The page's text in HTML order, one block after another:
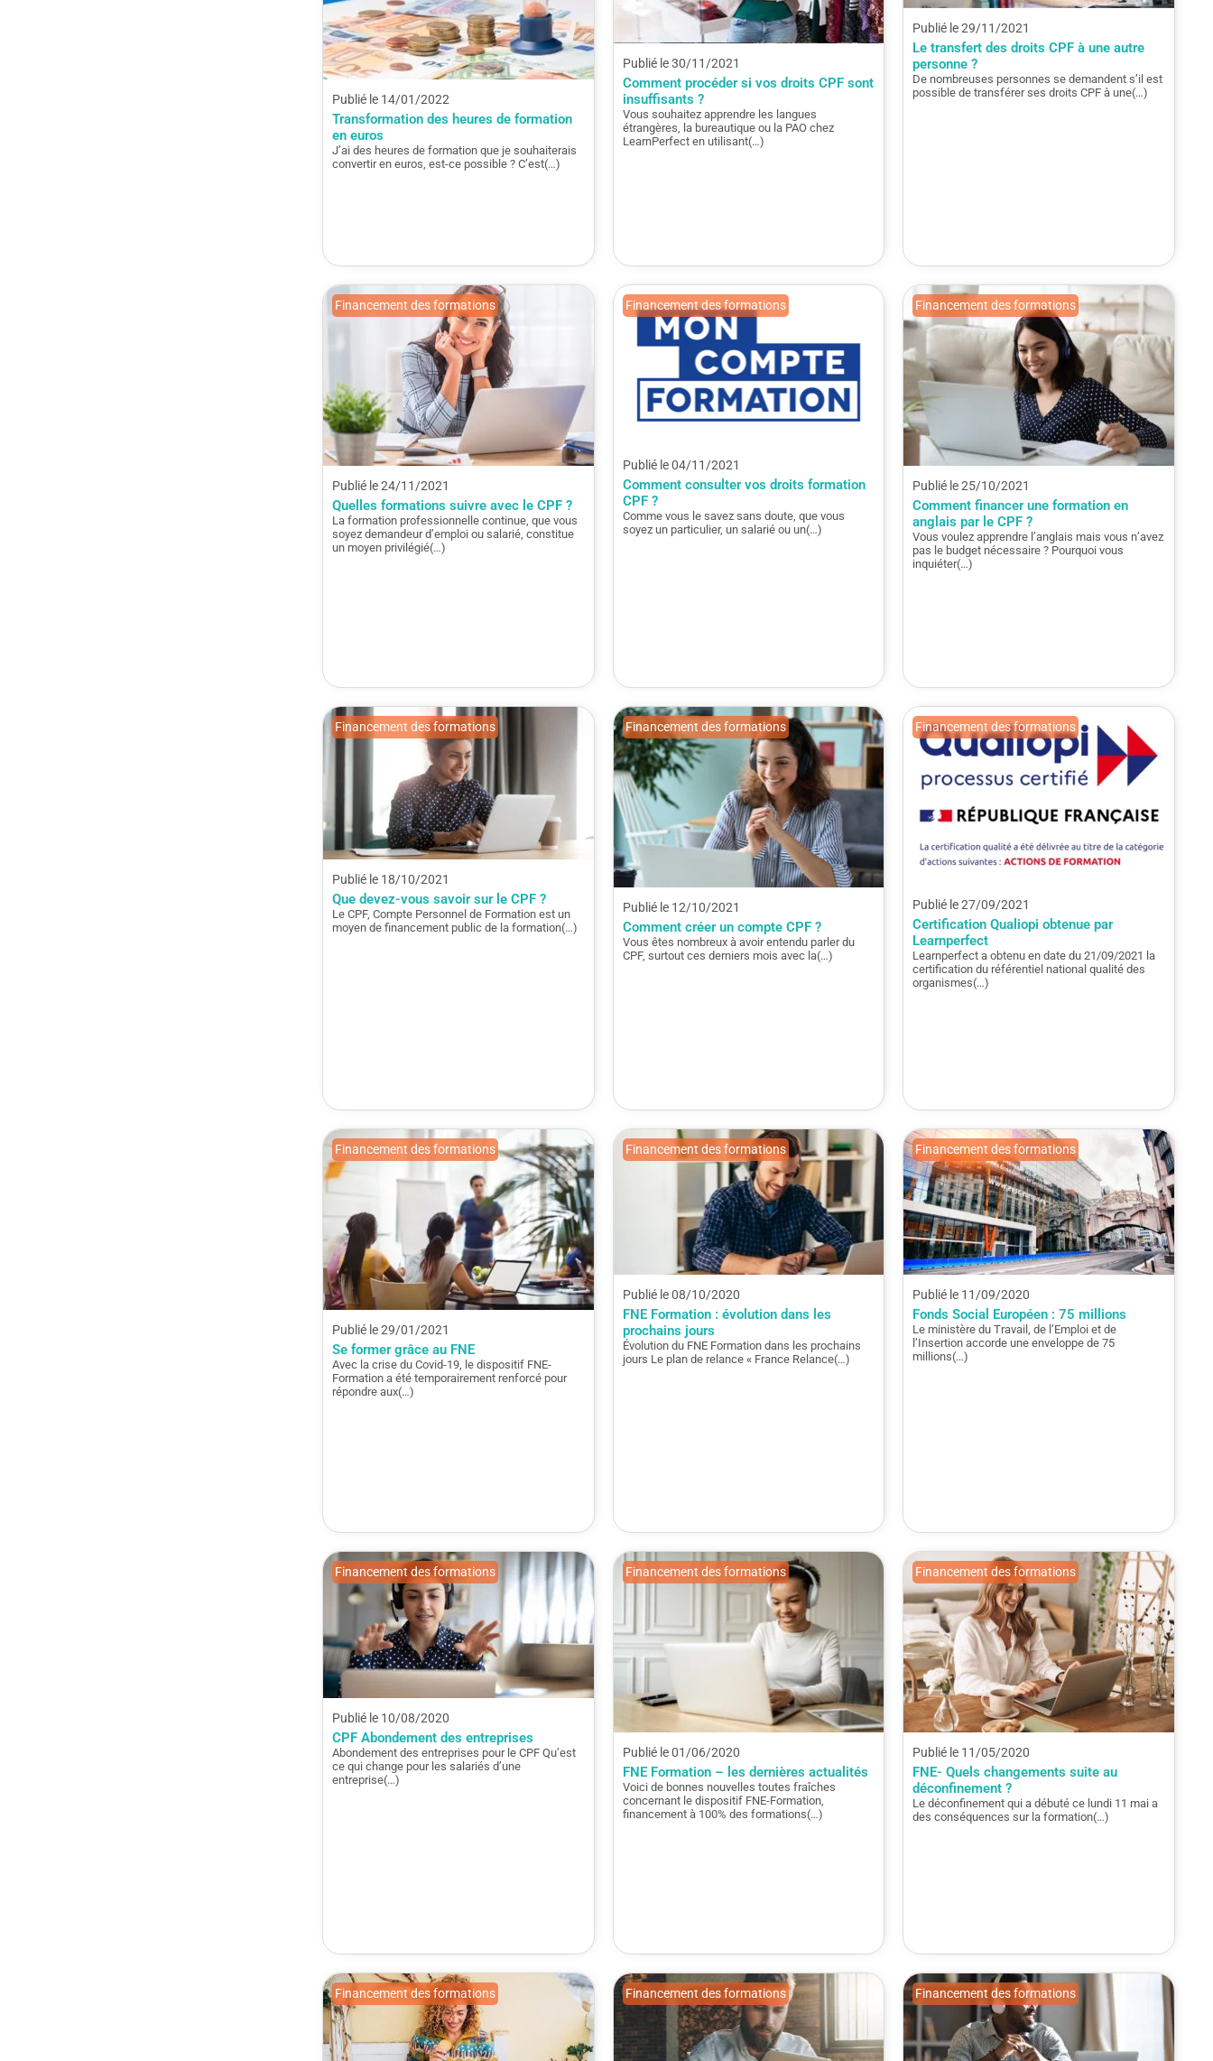
Publié le 14/01/2022
Transformation des heures de formation
en euros
J’ai des heures de formation que je souhaiterais
convertir en euros, est-ce possible ? C’est(…)
Publié le 30/11/2021
Comment procéder si vos droits CPF sont
insuffisants ?
Vous souhaitez apprendre les langues
étrangères, la bureautique ou la PAO chez
LearnPerfect en utilisant(…)
Publié le 29/11/2021
Le transfert des droits CPF à une autre
personne ?
De nombreuses personnes se demandent s’il est
possible de transférer ses droits CPF à une(…)
Publié le 24/11/2021
Quelles formations suivre avec le CPF ?
La formation professionnelle continue, que vous
soyez demandeur d’emploi ou salarié, constitue
un moyen privilégié(…)
Financement des formations
Publié le 04/11/2021
Comment consulter vos droits formation
CPF ?
Comme vous le savez sans doute, que vous
soyez un particulier, un salarié ou un(…)
Financement des formations
Publié le 25/10/2021
Comment financer une formation en
anglais par le CPF ?
Vous voulez apprendre l’anglais mais vous n’avez
pas le budget nécessaire ? Pourquoi vous
inquiéter(…)
Financement des formations
Publié le 18/10/2021
Que devez-vous savoir sur le CPF ?
Le CPF, Compte Personnel de Formation est un
moyen de financement public de la formation(…)
Financement des formations
Publié le 12/10/2021
Comment créer un compte CPF ?
Vous êtes nombreux à avoir entendu parler du
CPF, surtout ces derniers mois avec la(…)
Financement des formations
Publié le 27/09/2021
Certification Qualiopi obtenue par
Learnperfect
Learnperfect a obtenu en date du 21/09/2021 la
certification du référentiel national qualité des
organismes(…)
Financement des formations
Publié le 29/01/2021
Se former grâce au FNE
Avec la crise du Covid-19, le dispositif FNE-
Formation a été temporairement renforcé pour
répondre aux(…)
Financement des formations
Publié le 08/10/2020
FNE Formation : évolution dans les
prochains jours
Évolution du FNE Formation dans les prochains
jours Le plan de relance « France Relance(…)
Financement des formations
Publié le 11/09/2020
Fonds Social Européen : 75 millions
Le ministère du Travail, de l’Emploi et de
l’Insertion accorde une enveloppe de 75
millions(…)
Financement des formations
Publié le 10/08/2020
CPF Abondement des entreprises
Abondement des entreprises pour le CPF Qu’est
ce qui change pour les salariés d’une
entreprise(…)
Financement des formations
Publié le 01/06/2020
FNE Formation – les dernières actualités
Voici de bonnes nouvelles toutes fraîches
concernant le dispositif FNE-Formation,
financement à 100% des formations(…)
Financement des formations
Publié le 11/05/2020
FNE- Quels changements suite au
déconfinement ?
Le déconfinement qui a débuté ce lundi 11 mai a
des conséquences sur la formation(…)
Financement des formations
Financement des formations Financement des formations Financement des formations